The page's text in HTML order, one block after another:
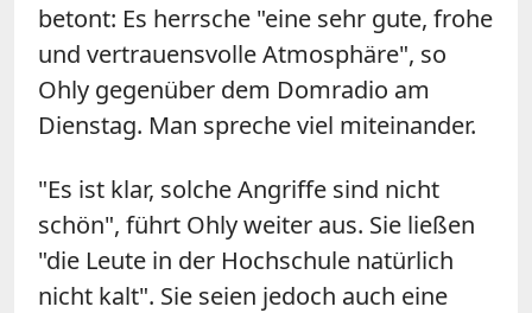
betont: Es herrsche "eine sehr gute, frohe
und vertrauensvolle Atmosphäre", so
Ohly gegenüber dem Domradio am
Dienstag. Man spreche viel miteinander.
"Es ist klar, solche Angriffe sind nicht
schön", führt Ohly weiter aus. Sie ließen
"die Leute in der Hochschule natürlich
nicht kalt". Sie seien jedoch auch eine